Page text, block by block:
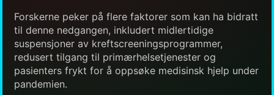
Forskerne peker på flere faktorer som kan ha bidratt
til denne nedgangen, inkludert midlertidige
suspensjoner av kreftscreeningsprogrammer,
redusert tilgang til primærhelsetjenester og
pasienters frykt for å oppsøke medisinsk hjelp under
pandemien.